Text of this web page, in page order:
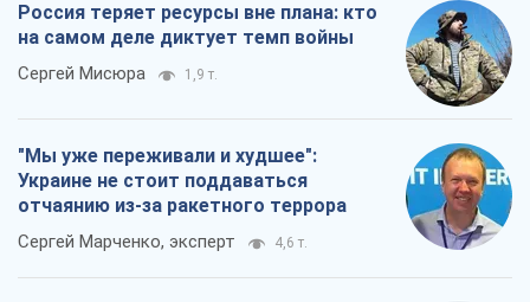
Россия теряет ресурсы вне плана: кто
на самом деле диктует темп войны
Сергей Мисюра 1,9 т.
"Мы уже переживали и худшее":
Украине не стоит поддаваться
отчаянию из-за ракетного террора
Сергей Марченко, эксперт 4,6 т.